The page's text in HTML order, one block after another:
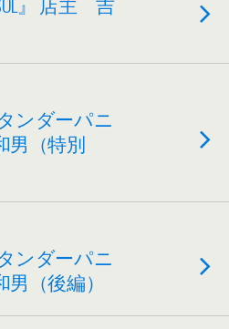
ンダーパニ
（特別
ンダーパニ
（後編）